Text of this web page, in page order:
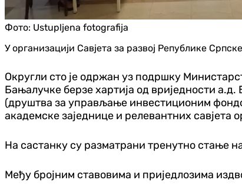
Фото: Ustupljena fotografija
У организацији Савјета за развој Републике
Округли сто је одржан уз подршку
Бањалучке берзе хартија од вриједности
(друштва за управљање инвестиционим
академске заједнице и релевантних
На састанку су разматрани тренутно стање
Међу бројним ставовима и приједлозима